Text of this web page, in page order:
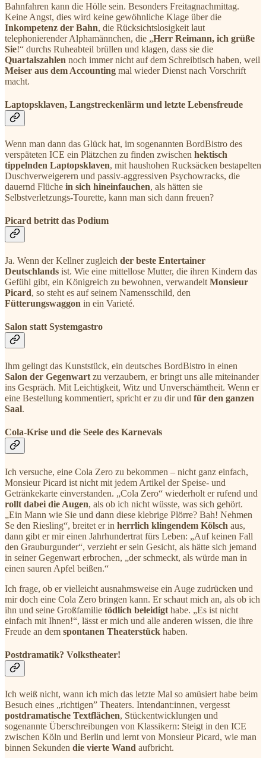
Bahnfahren kann die Hölle sein. Besonders Freitagnachmittag.
Keine Angst, dies wird keine gewöhnliche Klage über die
Inkompetenz der Bahn, die Rücksichtslosigkeit laut
telephonierender Alphamännchen, die „Herr Reimann, ich grüße
Sie!“ durchs Ruheabteil brüllen und klagen, dass sie die
Quartalszahlen noch immer nicht auf dem Schreibtisch haben, weil
Meiser aus dem Accounting mal wieder Dienst nach Vorschrift
macht.
Laptopsklaven, Langstreckenlärm und letzte Lebensfreude
Wenn man dann das Glück hat, im sogenannten BordBistro des
verspäteten ICE ein Plätzchen zu finden zwischen hektisch
tippelnden Laptopsklaven, mit haushohen Rucksäcken bestapelten
Duschverweigerern und passiv-aggressiven Psychowracks, die
dauernd Flüche in sich hineinfauchen, als hätten sie
Selbstverletzungs-Tourette, kann man sich dann freuen?
Picard betritt das Podium
Ja. Wenn der Kellner zugleich der beste Entertainer
Deutschlands ist. Wie eine mittellose Mutter, die ihren Kindern das
Gefühl gibt, ein Königreich zu bewohnen, verwandelt Monsieur
Picard, so steht es auf seinem Namensschild, den
Fütterungswaggon in ein Varieté.
Salon statt Systemgastro
Ihm gelingt das Kunststück, ein deutsches BordBistro in einen
Salon der Gegenwart zu verzaubern, er bringt uns alle miteinander
ins Gespräch. Mit Leichtigkeit, Witz und Unverschämtheit. Wenn er
eine Bestellung kommentiert, spricht er zu dir und für den ganzen
Saal.
Cola-Krise und die Seele des Karnevals
Ich versuche, eine Cola Zero zu bekommen – nicht ganz einfach,
Monsieur Picard ist nicht mit jedem Artikel der Speise- und
Getränkekarte einverstanden. „Cola Zero“ wiederholt er rufend und
rollt dabei die Augen, als ob ich nicht wüsste, was sich gehört.
„Ein Mann wie Sie und dann diese klebrige Plörre? Bah! Nehmen
Se den Riesling“, breitet er in herrlich klingendem Kölsch aus,
dann gibt er mir einen Jahrhundertrat fürs Leben: „Auf keinen Fall
den Grauburgunder“, verzieht er sein Gesicht, als hätte sich jemand
in seiner Gegenwart erbrochen, „der schmeckt, als würde man in
einen sauren Apfel beißen.“
Ich frage, ob er vielleicht ausnahmsweise ein Auge zudrücken und
mir doch eine Cola Zero bringen kann. Er schaut mich an, als ob ich
ihn und seine Großfamilie tödlich beleidigt habe. „Es ist nicht
einfach mit Ihnen!“, lässt er mich und alle anderen wissen, die ihre
Freude an dem spontanen Theaterstück haben.
Postdramatik? Volkstheater!
Ich weiß nicht, wann ich mich das letzte Mal so amüsiert habe beim
Besuch eines „richtigen” Theaters. Intendant:innen, vergesst
postdramatische Textflächen, Stückentwicklungen und
sogenannte Überschreibungen von Klassikern: Steigt in den ICE
zwischen Köln und Berlin und lernt von Monsieur Picard, wie man
binnen Sekunden die vierte Wand aufbricht.